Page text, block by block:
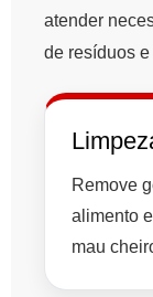
atender
de resíduos
Remove
alimento
mau